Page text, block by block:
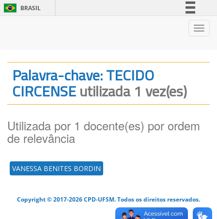
BRASIL
Legislação
Canais
Palavra-chave: TECIDO
CIRCENSEutilizada 1 vez(es)
Utilizada por 1 docente(es) por ordem
de relevância
VANESSA BENITES BORDIN
Copyright © 2017-2026 CPD-UFSM. Todos os direitos reservados.